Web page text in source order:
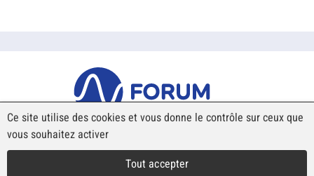
Place Robert-Walser 7
CH-2501 Biel-Bienne
Ce site utilise des cookies et vous donne le contrôle sur ceux que
vous souhaitez activer
Tout accepter